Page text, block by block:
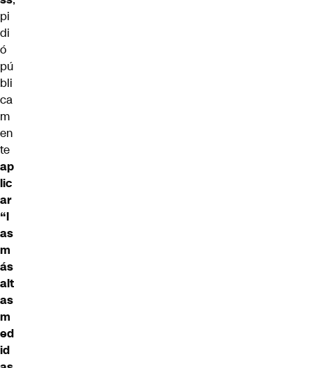
pi
di
ó
pú
bli
ca
m
en
te
ap
lic
ar
“l
as
m
ás
alt
as
m
ed
id